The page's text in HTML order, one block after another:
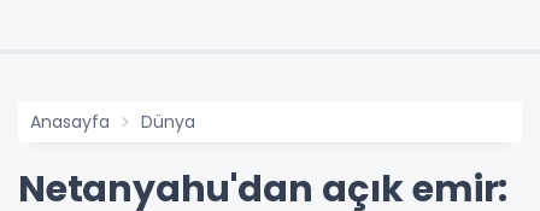
Anasayfa Dünya
Netanyahu'dan açık emir: